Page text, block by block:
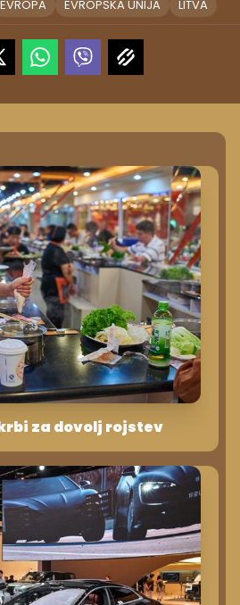
EVROPA EVROPSKA UNIJA LITVA
za dovolj rojstev